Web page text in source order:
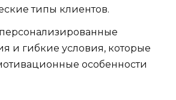
типы клиентов.
и гибкие условия, которые
особенности